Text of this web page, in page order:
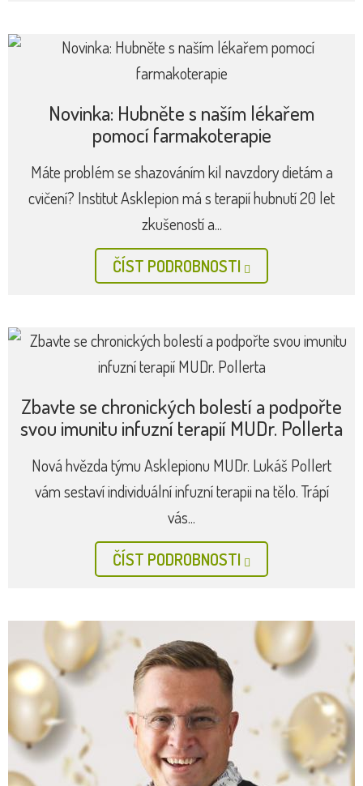
Novinka: Hubněte s naším lékařem
pomocí farmakoterapie
Máte problém se shazováním kil navzdory dietám a
cvičení? Institut Asklepion má s terapií hubnutí 20 let
zkušeností a...
ČÍST PODROBNOSTI
Zbavte se chronických bolestí a podpořte
svou imunitu infuzní terapií MUDr. Pollerta
Nová hvězda týmu Asklepionu MUDr. Lukáš Pollert
vám sestaví individuální infuzní terapii na tělo. Trápí
vás...
ČÍST PODROBNOSTI